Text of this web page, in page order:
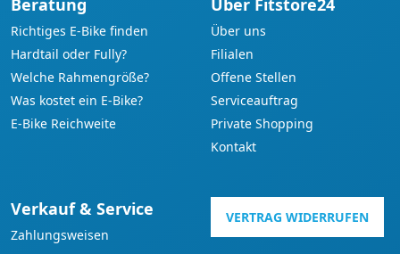
Beratung
Richtiges E-Bike finden
Hardtail oder Fully?
Welche Rahmengröße?
Was kostet ein E-Bike?
E-Bike Reichweite
Über Fitstore24
Über uns
Filialen
Offene Stellen
Serviceauftrag
Private Shopping
Kontakt
Verkauf & Service
Zahlungsweisen
VERTRAG WIDERRUFEN